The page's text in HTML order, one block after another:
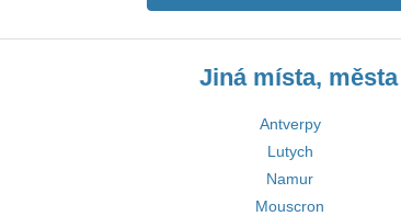
Jiná místa, města
Antverpy
Lutych
Namur
Mouscron